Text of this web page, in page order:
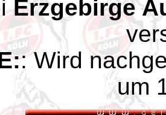
Erzgebirge
: Wird
um